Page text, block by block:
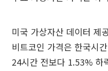
미국 가상자산 데이터 제
비트코인 가격은 한국시
24시간 전보다 1.53% 하